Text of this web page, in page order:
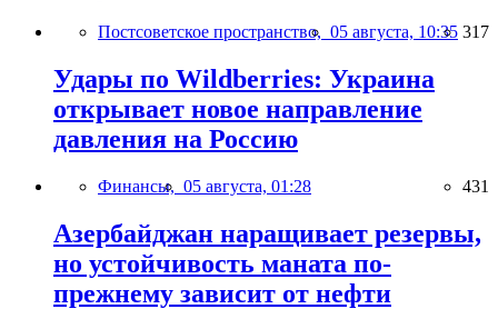
Постсоветское пространство, 05 августа, 10:35 317
Удары по Wildberries: Украина
открывает новое направление
давления на Россию
Финансы, 05 августа, 01:28 431
Азербайджан наращивает резервы,
но устойчивость маната по-
прежнему зависит от нефти